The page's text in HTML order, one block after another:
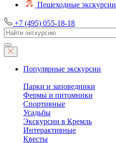
Пешеходные экскурсии
+7 (495) 055-18-18
Популярные экскурсии
Парки и заповедники
Фермы и питомники
Спортивные
Усадьбы
Экскурсии в Кремль
Интерактивные
Квесты